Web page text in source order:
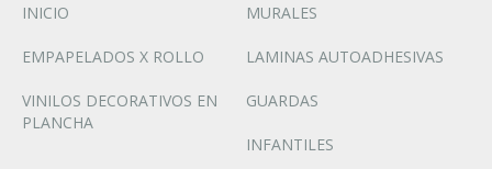
INICIO
MURALES
EMPAPELADOS X ROLLO LAMINAS AUTOADHESIVAS
VINILOS DECORATIVOS EN
PLANCHA
GUARDAS
INFANTILES